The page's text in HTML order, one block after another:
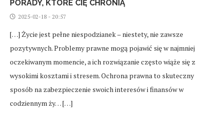
PORADY, KTÓRE CIĘ CHRONIĄ
2025-02-18 - 20:57
[…] Życie jest pełne niespodzianek – niestety, nie zawsze
pozytywnych. Problemy prawne mogą pojawić się w najmniej
oczekiwanym momencie, a ich rozwiązanie często wiąże się z
wysokimi kosztami i stresem. Ochrona prawna to skuteczny
sposób na zabezpieczenie swoich interesów i finansów w
codziennym ży… […]